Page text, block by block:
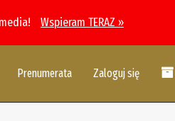
Wspieram TERAZ »
Prenumerata Zaloguj się